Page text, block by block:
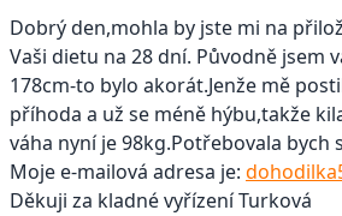
Dobrý den,mohla by jste mi na
Vaši dietu na 28 dní. Původně jsem
178cm-to bylo akorát.Jenže mě
příhoda a už se méně hýbu,takže
váha nyní je 98kg.Potřebovala bych
Moje e-mailová adresa je:
Děkuji za kladné vyřízení Turková